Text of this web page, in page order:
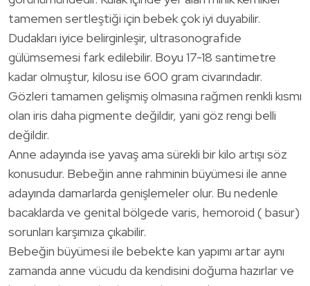
tamemen sertleştiği için bebek çok iyi duyabilir.
Dudakları iyice belirginleşir, ultrasonografide
gülümsemesi fark edilebilir. Boyu 17-18 santimetre
kadar olmuştur, kilosu ise 600 gram civarındadır.
Gözleri tamamen gelişmiş olmasına rağmen renkli kısmı
olan iris daha pigmente değildir, yani göz rengi belli
değildir.
Anne adayında ise yavaş ama sürekli bir kilo artışı söz
konusudur. Bebeğin anne rahminin büyümesi ile anne
adayında damarlarda genişlemeler olur. Bu nedenle
bacaklarda ve genital bölgede varis, hemoroid ( basur)
sorunları karşımıza çıkabilir.
Bebeğin büyümesi ile bebekte kan yapımı artar aynı
zamanda anne vücudu da kendisini doğuma hazırlar ve